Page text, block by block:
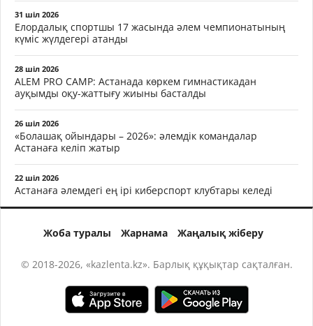
31 шіл 2026
Елордалық спортшы 17 жасында әлем чемпионатының
күміс жүлдегері атанды
28 шіл 2026
ALEM PRO CAMP: Астанада көркем гимнастикадан
ауқымды оқу-жаттығу жиыны басталды
26 шіл 2026
«Болашақ ойындары – 2026»: әлемдік командалар
Астанаға келіп жатыр
22 шіл 2026
Астанаға әлемдегі ең ірі киберспорт клубтары келеді
Жоба туралы Жарнама Жаңалық жіберу
© 2018-2026, «kazlenta.kz». Барлық құқықтар сақталған.